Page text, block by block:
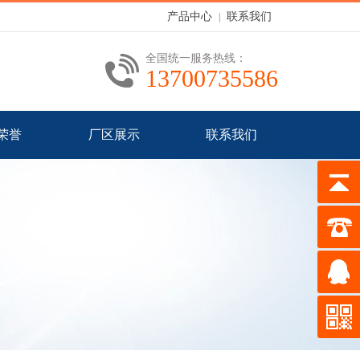
产品中心 联系我们
全国统一服务热线：
13700735586
誉 厂区展示 联系我们